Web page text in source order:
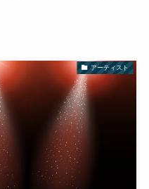
アーティスト